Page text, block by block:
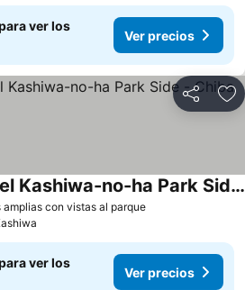
ver los
Ver precios
Compartir
amplias con vistas al parque
Mitsui Garden Hotel Kashiwa-no-ha Park Side - Chiba
ver los
Ver precios